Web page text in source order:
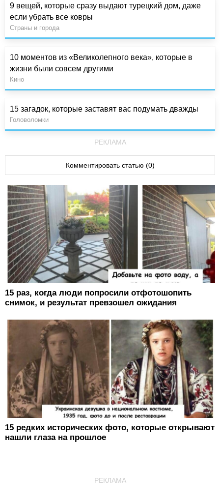
9 вещей, которые сразу выдают турецкий дом, даже
если убрать все ковры
Страны и города
10 моментов из «Великолепного века», которые в
жизни были совсем другими
Кино
15 загадок, которые заставят вас подумать дважды
Головоломки
РЕКЛАМА
Комментировать статью (0)
15 раз, когда люди попросили отфотошопить
снимок, и результат превзошел ожидания
15 редких исторических фото, которые открывают
нашли глаза на прошлое
РЕКЛАМА